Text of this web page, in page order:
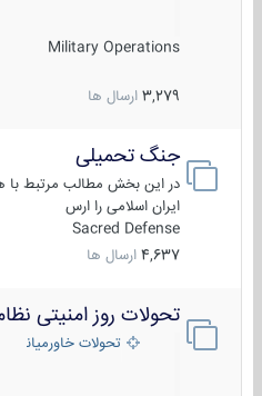
Military Operations
3,279 ارسال ها
جنگ تحمیلی
در این بخش مطالب مرتبط با
ایران اسلامی را ارس
Sacred Defense
4,637 ارسال ها
تحولات روز امنیتی
تحولات خاورمیانه